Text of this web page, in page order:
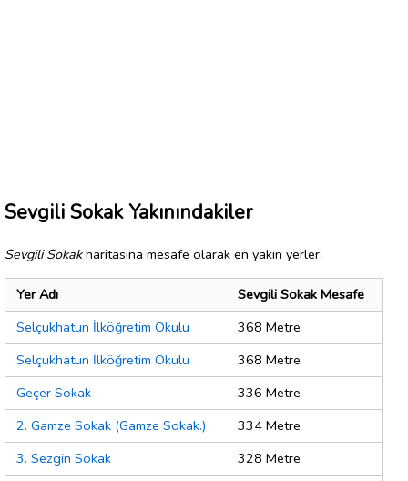
Sevgili Sokak Yakınındakiler
Sevgili Sokakharitasına mesafe olarak en yakın yerler:
Yer Adı
Sevgili Sokak Mesafe
Selçukhatun İlköğretim Okulu
368 Metre
Selçukhatun İlköğretim Okulu
368 Metre
Geçer Sokak
336 Metre
2. Gamze Sokak (Gamze Sokak.)
334 Metre
3. Sezgin Sokak
328 Metre